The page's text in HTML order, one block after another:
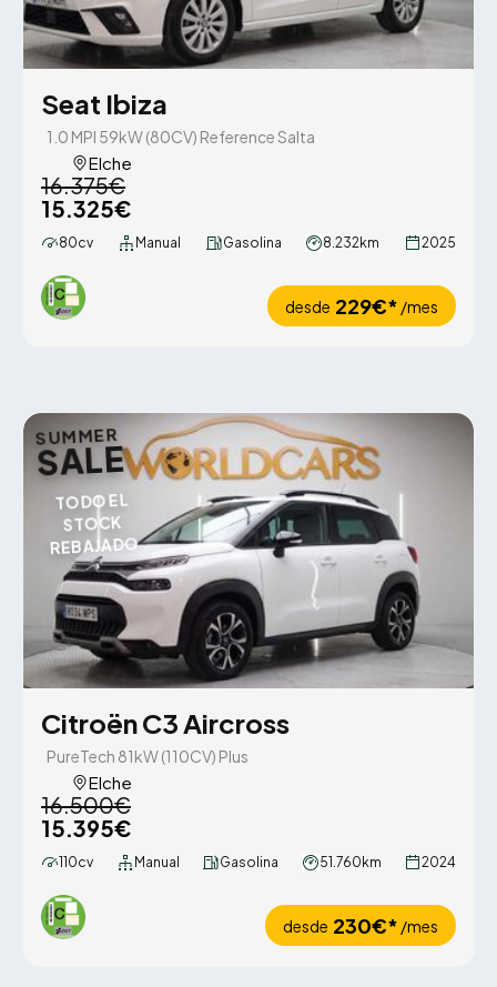
Seat Ibiza
1.0 MPI 59kW (80CV) Reference Salta
Elche
16.375€
15.325€
80cv Manual Gasolina 8.232km 2025
desde 229€* /mes
SUMMER
SALE
TODO EL
STOCK
REBAJADO
Citroën C3 Aircross
PureTech 81kW (110CV) Plus
Elche
16.500€
15.395€
110cv Manual Gasolina 51.760km 2024
desde 230€* /mes